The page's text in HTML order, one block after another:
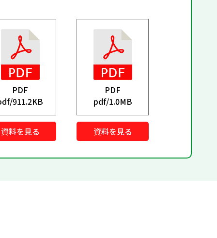
PDF
911.2KB
資料を見る
PDF
pdf/1.0MB
資料を見る